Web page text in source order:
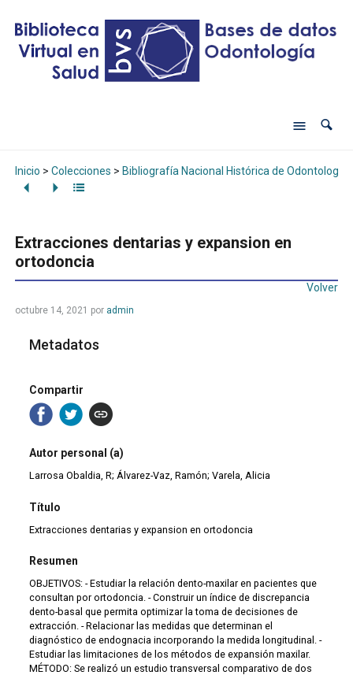
Inicio > Colecciones > Bibliografía Nacional Histórica de Odontología
Extracciones dentarias y expansion en
ortodoncia
Volver
octubre 14, 2021 por admin
Metadatos
Compartir
Autor personal (a)
Larrosa Obaldia, R; Álvarez-Vaz, Ramón; Varela, Alicia
Título
Extracciones dentarias y expansion en ortodoncia
Resumen
OBJETIVOS: - Estudiar la relación dento-maxilar en pacientes que
consultan por ortodoncia. - Construir un índice de discrepancia
dento-basal que permita optimizar la toma de decisiones de
extracción. - Relacionar las medidas que determinan el
diagnóstico de endognacia incorporando la medida longitudinal. -
Estudiar las limitaciones de los métodos de expansión maxilar.
MÉTODO: Se realizó un estudio transversal comparativo de dos